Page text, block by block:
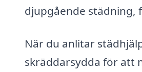
djupgående städning,
När du anlitar
skräddarsydda för att